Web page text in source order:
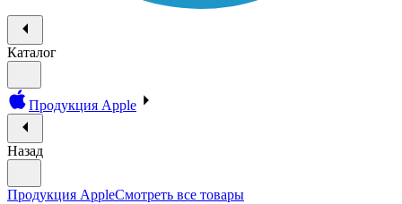
Каталог
Продукция Apple
Назад
Продукция AppleСмотреть все товары